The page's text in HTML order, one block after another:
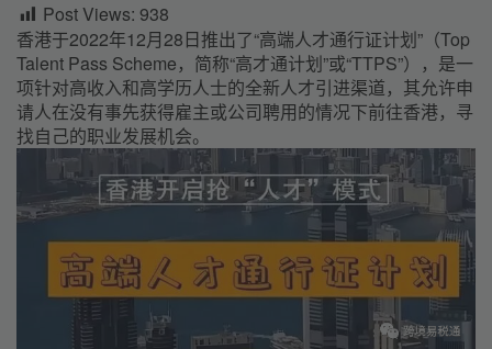
Post Views: 938
香港于2022年12月28日推出了“高端人才通行证计划”（Top
Talent Pass Scheme，简称“高才通计划”或“TTPS”），是一
项针对高收入和高学历人士的全新人才引进渠道，其允许申
请人在没有事先获得雇主或公司聘用的情况下前往香港，寻
找自己的职业发展机会。